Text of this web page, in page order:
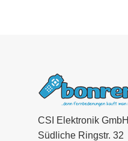
CSI Elektronik GmbH
Südliche Ringstr. 32